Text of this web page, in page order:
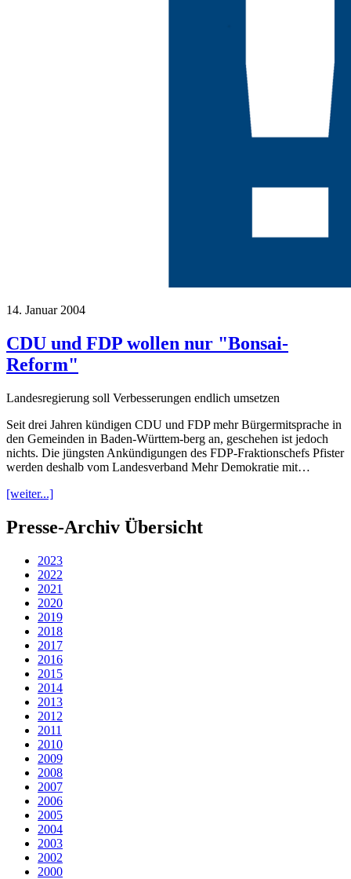
14. Januar 2004
CDU und FDP wollen nur "Bonsai-
Reform"
Landesregierung soll Verbesserungen endlich umsetzen
Seit drei Jahren kündigen CDU und FDP mehr Bürgermitsprache in
den Gemeinden in Baden-Württem-berg an, geschehen ist jedoch
nichts. Die jüngsten Ankündigungen des FDP-Fraktionschefs Pfister
werden deshalb vom Landesverband Mehr Demokratie mit…
[weiter...]
Presse-Archiv Übersicht
2023
2022
2021
2020
2019
2018
2017
2016
2015
2014
2013
2012
2011
2010
2009
2008
2007
2006
2005
2004
2003
2002
2000